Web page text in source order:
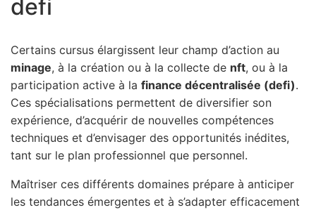
defi
Certains cursus élargissent leur champ d’action au
minage, à la création ou à la collecte de nft, ou à la
participation active à la finance décentralisée (defi).
Ces spécialisations permettent de diversifier son
expérience, d’acquérir de nouvelles compétences
techniques et d’envisager des opportunités inédites,
tant sur le plan professionnel que personnel.
Maîtriser ces différents domaines prépare à anticiper
les tendances émergentes et à s’adapter efficacement